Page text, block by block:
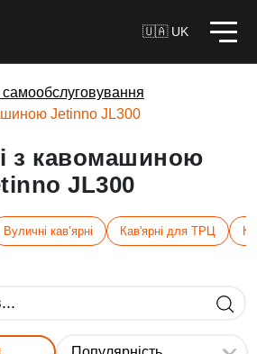
🇺🇦 UK
самообслуговування
Jetinno JL300
з кавомашиною
JL300
Вуличні кавʼярні Кав'ярні для ТРЦ